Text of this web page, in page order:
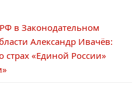
в Законодательном
Александр Ивачёв:
страх «Единой России»